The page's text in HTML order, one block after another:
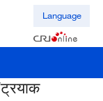
Language